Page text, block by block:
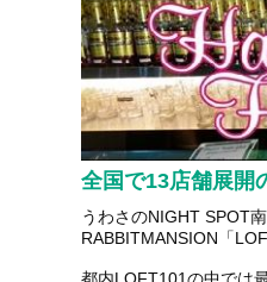
全国で13店舗展開
うわさのNIGHT SPOT
RABBITMANSION「